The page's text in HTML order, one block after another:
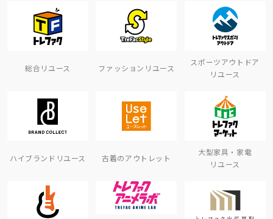
総合リユース ファッションリユース
スポーツアウトドア
リユース
ハイブランドリユース 古着のアウトレット
大型家具・家電
リユース